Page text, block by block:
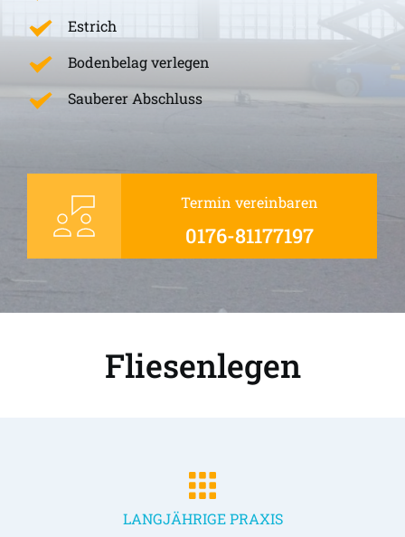
Estrich
Bodenbelag verlegen
Sauberer Abschluss
Termin vereinbaren
0176-81177197
Fliesenlegen
LANGJÄHRIGE PRAXIS